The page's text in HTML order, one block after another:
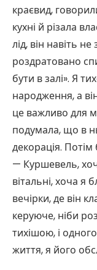
краєвид,
кухні й різала
лід, він навіть
роздратовано
бути в залі». Я
народження, а
це важливо для
подумала, що в
декорація. Потім
— Куршевель,
вітальні, хоча я
вечірки, де він
керуюче, ніби
тихішою, і
життя, я його